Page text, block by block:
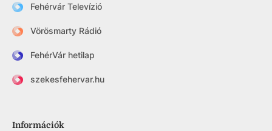
Fehérvár Televízió
Vörösmarty Rádió
FehérVár hetilap
szekesfehervar.hu
Információk